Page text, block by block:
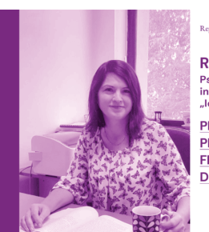
R
e
p
e